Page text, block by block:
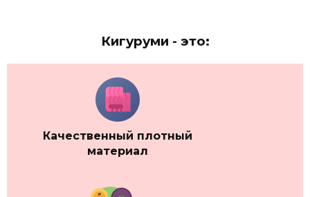
Кигуруми - это:
Качественный плотный
материал